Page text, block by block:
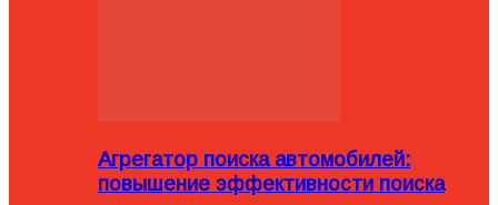
Агрегатор поиска автомобилей:
повышение эффективности поиска